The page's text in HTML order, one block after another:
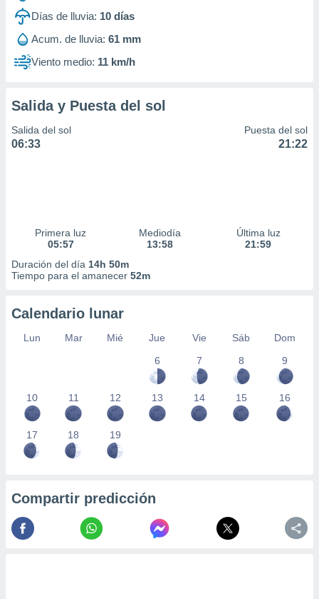
Días de lluvia: 10 días
Acum. de lluvia: 61 mm
Viento medio: 11 km/h
Salida y Puesta del sol
Salida del sol
06:33
Puesta del sol
21:22
Primera luz
05:57
Mediodía
13:58
Última luz
21:59
Duración del día 14h 50m
Tiempo para el amanecer 52m
Calendario lunar
Lun Mar Mié Jue Vie Sáb
Dom
6
7 8 9
10 11 12 13 14 15 16
17 18 19
Compartir predicción